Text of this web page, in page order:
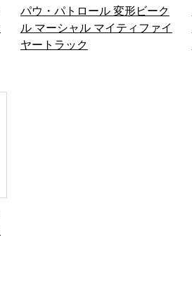
パウ・パトロール 変形ビーク
ル マーシャル マイティファイ
ヤートラック